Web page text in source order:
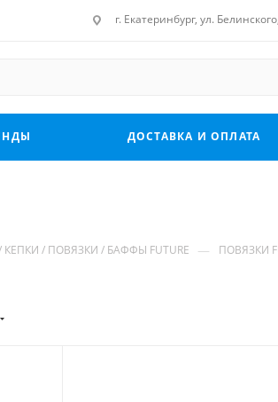
г. Екатеринбург, ул.
ДОСТАВКА И ОПЛАТА
/ ПОВЯЗКИ / БАФФЫ FUTURE — ПОВЯЗКИ